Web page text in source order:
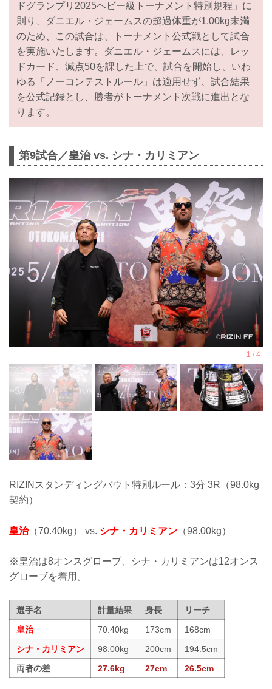
ドグランプリ2025ヘビー級トーナメント特別規程」に
則り、ダニエル・ジェームスの超過体重が1.00kg未満
のため、この試合は、トーナメント公式戦として試合
を実施いたします。ダニエル・ジェームスには、レッ
ドカード、減点50を課した上で、試合を開始し、いわ
ゆる「ノーコンテストルール」は適用せず、試合結果
を公式記録とし、勝者がトーナメント次戦に進出とな
ります。
第9試合／皇治 vs. シナ・カリミアン
RIZINスタンディングバウト特別ルール：3分 3R（98.0kg
契約）
皇治（70.40kg） vs. シナ・カリミアン （98.00kg）
※皇治は8オンスグローブ、シナ・カリミアンは12オンス
グローブを着用。
選手名 計量結果 身長
リーチ
皇治
70.40kg 173cm
168cm
シナ・カリミアン
98.00kg 200cm
194.5cm
両者の差
27.6kg 27cm 26.5cm